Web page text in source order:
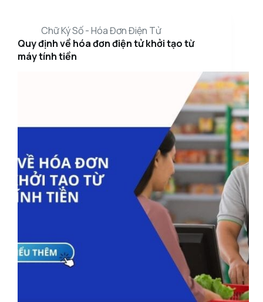
Chữ Ký Số - Hóa Đơn Điện Tử
Quy định về hóa đơn điện tử khởi tạo từ
máy tính tiền